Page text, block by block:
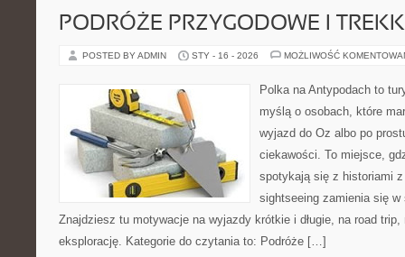
PODRÓŻE PRZYGODOWE I
POSTED BY ADMIN STY - 16 - 2026 MOŻLIWOŚĆ
Polka na Antypodach to
myślą o osobach, które
wyjazd do Oz albo po
ciekawości. To miejsce,
spotykają się z historiami
sightseeing zamienia się w
Znajdziesz tu motywacje na wyjazdy krótkie i długie, na road
eksplorację. Kategorie do czytania to: Podróże […]